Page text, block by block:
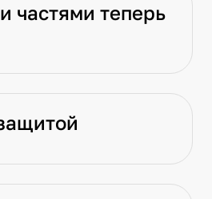
частями теперь